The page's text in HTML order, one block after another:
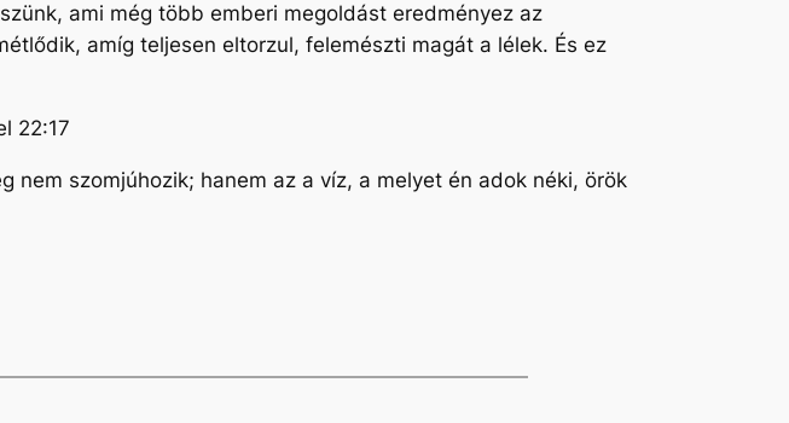
ami még több emberi megoldást eredményez az
amíg teljesen eltorzul, felemészti magát a lélek. És ez
22:17
nem szomjúhozik; hanem az a víz, a melyet én adok néki, örök